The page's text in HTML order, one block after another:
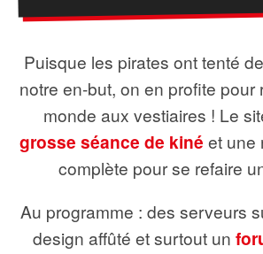
Puisque les pirates ont tenté
notre en-but, on en profite pour
monde aux vestiaires ! Le
grosse séance de kiné et une
complète pour se refaire
Au programme : des serveurs
design affûté et surtout un